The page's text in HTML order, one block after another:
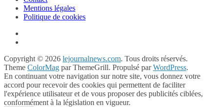
Mentions légales
Politique de cookies
Copyright © 2026 lejournalnews.com. Tous droits réservés.
Theme ColorMag par ThemeGrill. Propulsé parWordPress.
En continuant votre navigation sur notre site, vous donnez votre
accord pour recevoir des cookies qui permettent de faciliter
l'expérience utilisateur et de vous proposer des publicités ciblées,
conformément à la législation en vigueur.